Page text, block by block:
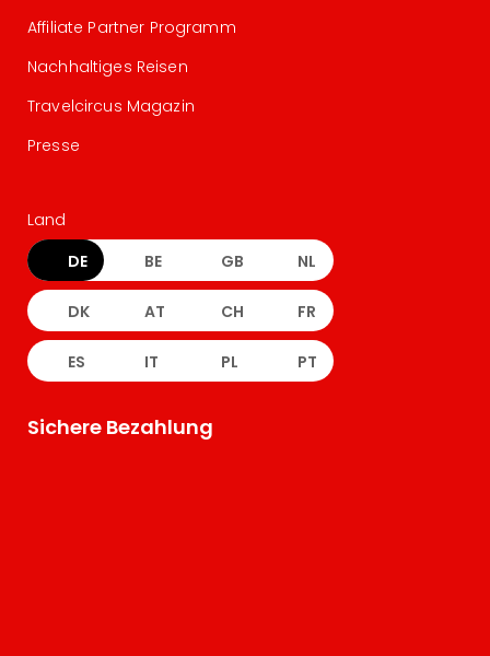
Affiliate Partner Programm
Nachhaltiges Reisen
Travelcircus Magazin
Presse
Land
DE BE GB NL
DK AT CH FR
ES IT PL PT
Sichere Bezahlung